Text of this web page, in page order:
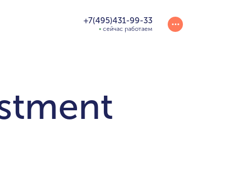
+7(495)431-99-33
сейчас работаем